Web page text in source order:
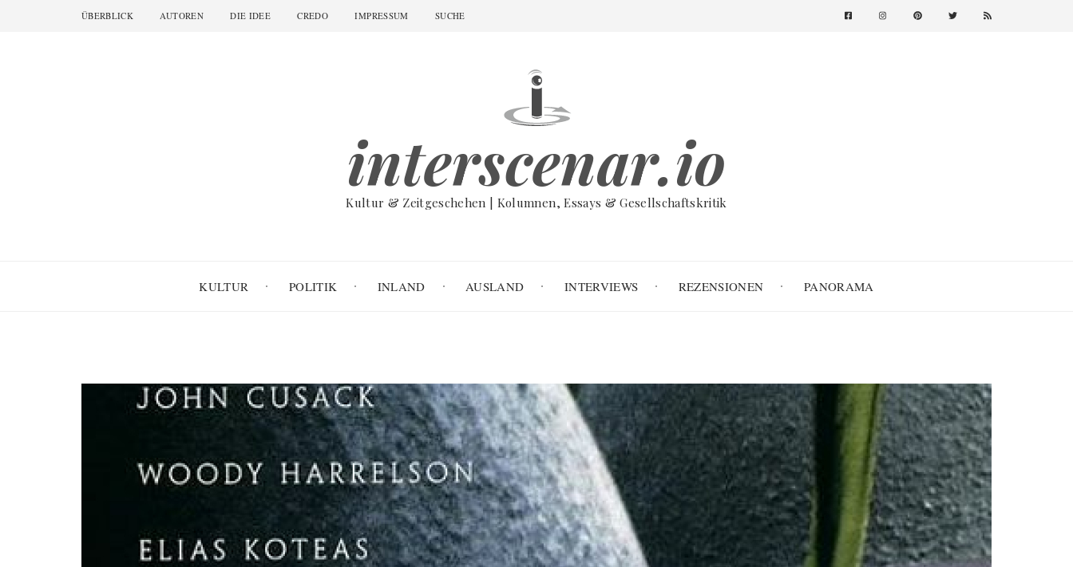
Main
ÜBERBLICK AUTOREN DIE IDEE CREDO IMPRESSUM SUCHE
interscenar.io
Kultur & Zeitgeschehen | Kolumnen, Essays & Gesellschaftskritik
KULTUR POLITIK INLAND AUSLAND INTERVIEWS REZENSIONEN PANORAMA